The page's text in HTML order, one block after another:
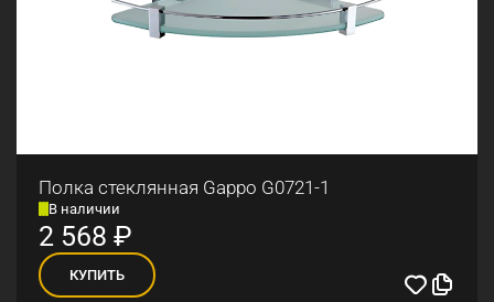
Полка стеклянная Gappo G0721-1
В наличии
2 568 ₽
КУПИТЬ